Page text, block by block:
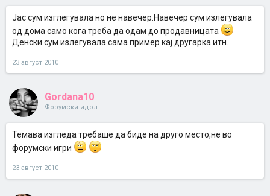
Јас сум изглегувала но не навечер.Навечер сум излегувала
од дома само кога треба да одам до продавницата
Денски сум излегувала сама пример кај другарка итн.
23 август 2010
Gordana10
Форумски идол
Темава изгледа требаше да биде на друго место,не во
форумски игри
23 август 2010